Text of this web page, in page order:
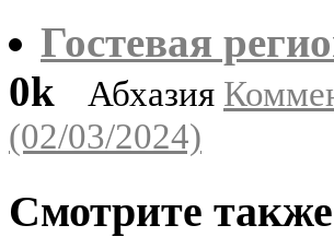
Гостевая
0k
Абхазия
(02/03/2024)
Смотрите